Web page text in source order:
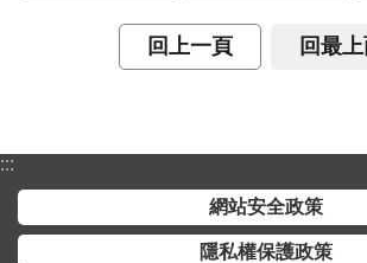
回上一頁 回最
:::
網站安全政策
隱私權保護政策